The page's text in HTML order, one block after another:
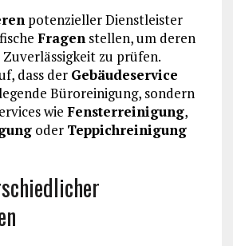
potenzieller Dienstleister
Fragenstellen, um deren
zu prüfen.
dass der Gebäudeservice
Büroreinigung, sondern
wie Fensterreinigung,
oder Teppichreinigung